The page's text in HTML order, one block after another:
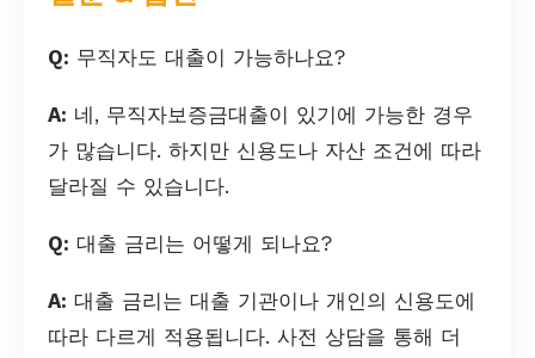
Q: 무직자도 대출이 가능하나요?
A: 네, 무직자보증금대출이 있기에 가능한 경우
가 많습니다. 하지만 신용도나 자산 조건에 따라
달라질 수 있습니다.
Q: 대출 금리는 어떻게 되나요?
A: 대출 금리는 대출 기관이나 개인의 신용도에
따라 다르게 적용됩니다. 사전 상담을 통해 더